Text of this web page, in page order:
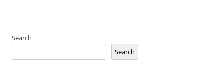
Search
Search